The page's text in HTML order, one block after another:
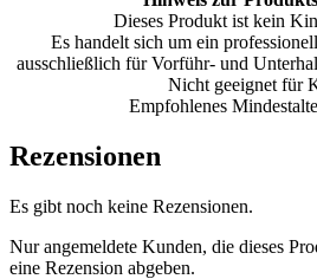
Dieses Produkt ist kein
Es handelt sich um ein
ausschließlich für Vorführ- und
Nicht geeignet für
Empfohlenes
Rezensionen
Es gibt noch keine Rezensionen.
Nur angemeldete Kunden, die dieses
eine Rezension abgeben.